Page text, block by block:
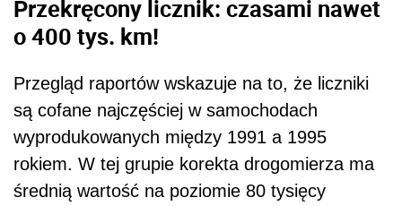
Przekręcony licznik: czasami nawet
o 400 tys. km!
Przegląd raportów wskazuje na to, że liczniki
są cofane najczęściej w samochodach
wyprodukowanych między 1991 a 1995
rokiem. W tej grupie korekta drogomierza ma
średnią wartość na poziomie 80 tysięcy